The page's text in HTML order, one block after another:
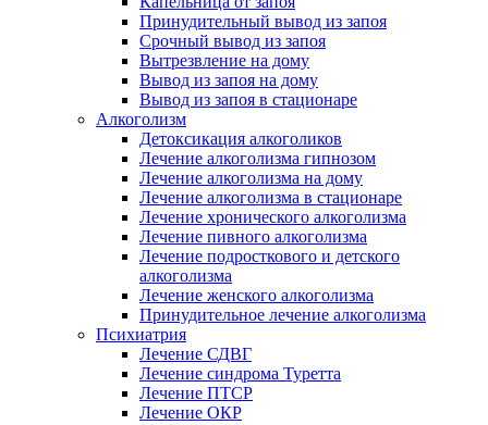
Принудительный вывод из запоя
Срочный вывод из запоя
Вытрезвление на дому
Вывод из запоя на дому
Вывод из запоя в стационаре
Алкоголизм
Детоксикация алкоголиков
Лечение алкоголизма гипнозом
Лечение алкоголизма на дому
Лечение алкоголизма в стационаре
Лечение хронического алкоголизма
Лечение пивного алкоголизма
Лечение подросткового и детского
алкоголизма
Лечение женского алкоголизма
Принудительное лечение алкоголизма
Психиатрия
Лечение СДВГ
Лечение синдрома Туретта
Лечение ПТСР
Лечение ОКР